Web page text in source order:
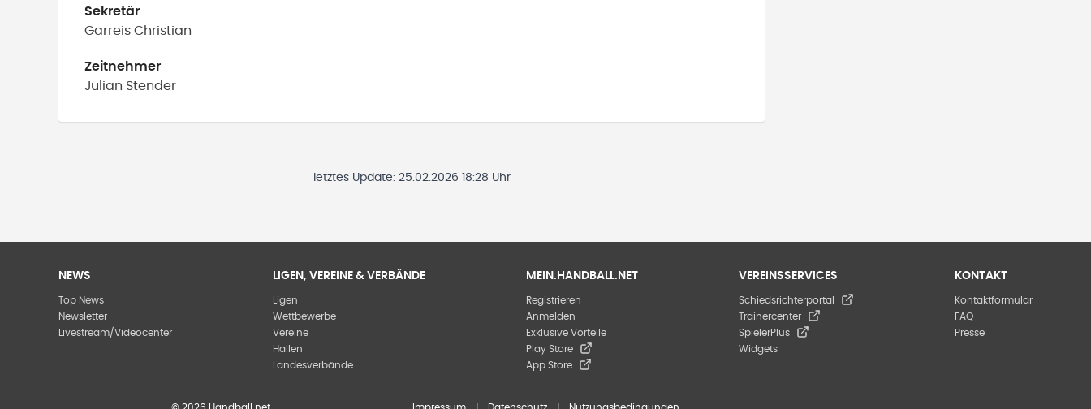
Sekretär
Garreis Christian
Zeitnehmer
Julian Stender
letztes Update: 25.02.2026 18:28 Uhr
NEWS
Top News
Newsletter
Livestream/Videocenter
LIGEN, VEREINE & VERBÄNDE
Ligen
Wettbewerbe
Vereine
Hallen
Landesverbände
MEIN.HANDBALL.NET
Registrieren
Anmelden
Exklusive Vorteile
Play Store
App Store
VEREINSSERVICES
Schiedsrichterportal
Trainercenter
SpielerPlus
Widgets
KONTAKT
Kontaktformular
FAQ
Presse